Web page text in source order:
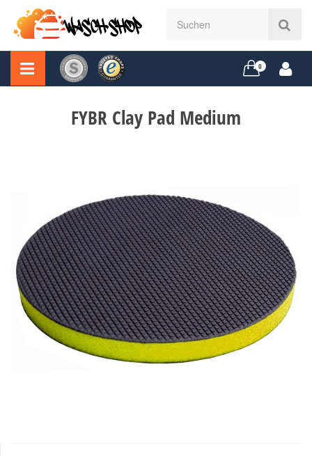
0
FYBR Clay Pad Medium